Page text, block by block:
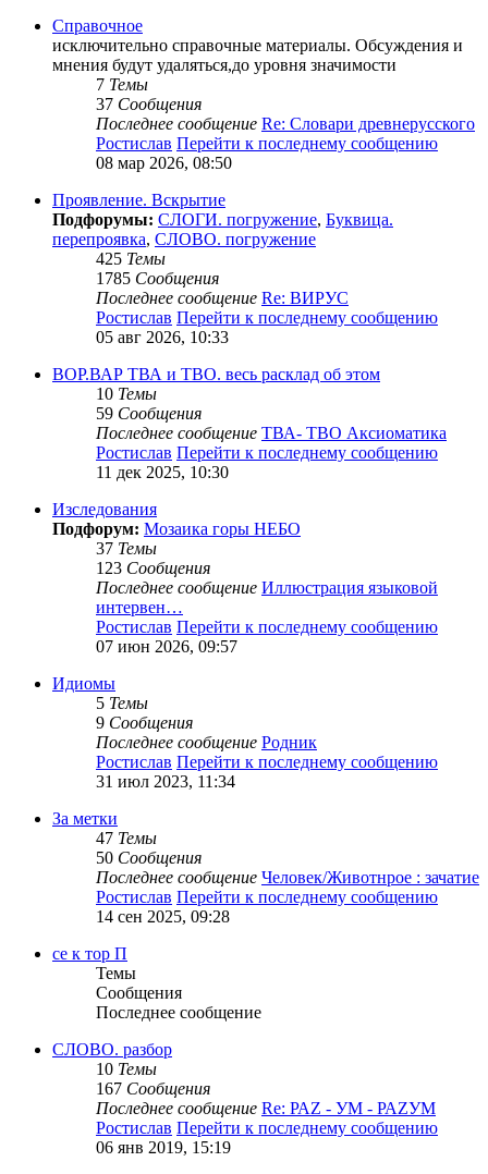
Справочное
исключительно справочные материалы. Обсуждения и
мнения будут удаляться,до уровня значимости
7 Темы
37 Сообщения
Последнее сообщение Re: Словари древнерусского
Ростислав Перейти к последнему сообщению
08 мар 2026, 08:50
Проявление. Вскрытие
Подфорумы: СЛОГИ. погружение, Буквица.
перепроявка, СЛОВО. погружение
425 Темы
1785 Сообщения
Последнее сообщение Re: ВИРУС
Ростислав Перейти к последнему сообщению
05 авг 2026, 10:33
ВОР.ВАР ТВА и ТВО. весь расклад об этом
10 Темы
59 Сообщения
Последнее сообщение ТВА- ТВО Аксиоматика
Ростислав Перейти к последнему сообщению
11 дек 2025, 10:30
Изследования
Подфорум: Мозаика горы НЕБО
37 Темы
123 Сообщения
Последнее сообщение Иллюстрация языковой
интервен…
Ростислав Перейти к последнему сообщению
07 июн 2026, 09:57
Идиомы
5 Темы
9 Сообщения
Последнее сообщение Родник
Ростислав Перейти к последнему сообщению
31 июл 2023, 11:34
За метки
47 Темы
50 Сообщения
Последнее сообщение Человек/Животнрое : зачатие
Ростислав Перейти к последнему сообщению
14 сен 2025, 09:28
се к тор П
Темы
Сообщения
Последнее сообщение
СЛОВО. разбор
10 Темы
167 Сообщения
Последнее сообщение Re: РАZ - УМ - РАZУМ
Ростислав Перейти к последнему сообщению
06 янв 2019, 15:19